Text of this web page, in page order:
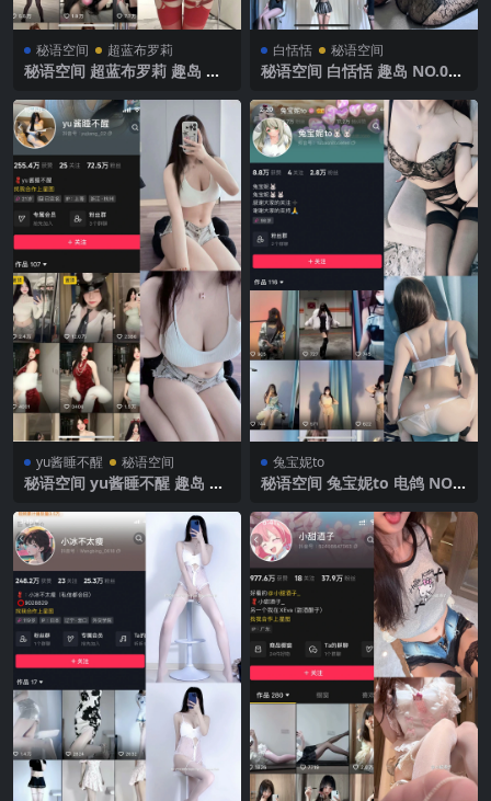
秘语空间 超蓝布罗莉
秘语空间 超蓝布罗莉 趣岛 N
完整版
白恬恬 秘语空间
秘语空间 白恬恬 趣岛 NO.009
整版
yu酱睡不醒 秘语空间
秘语空间 yu酱睡不醒 趣岛 N
最新完整版
兔宝妮to
秘语空间 兔宝妮to 电鸽 NO.0
新